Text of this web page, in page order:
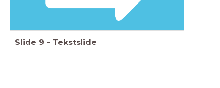
Slide 9 - Tekstslide